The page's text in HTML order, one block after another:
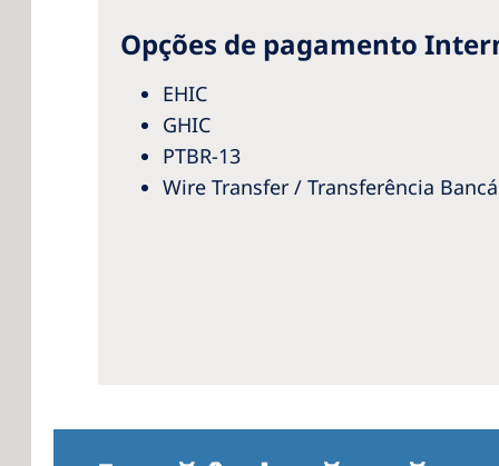
Opções de pagamento
EHIC
GHIC
PTBR-13
Wire Transfer / Transferência